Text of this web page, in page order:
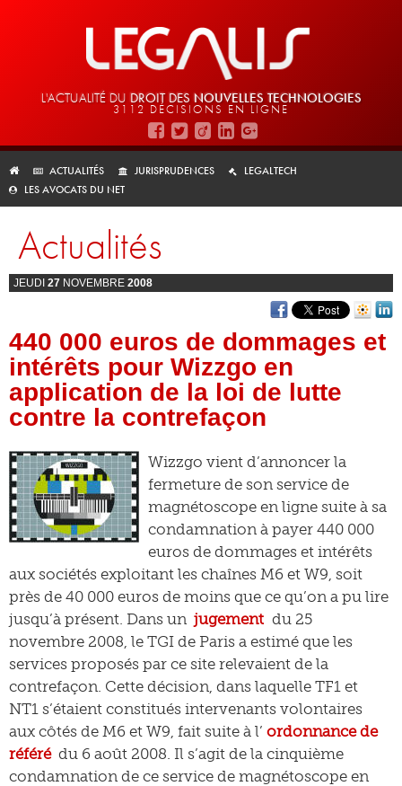
L'ACTUALITÉ DU DROIT DES NOUVELLES TECHNOLOGIES
3112 DÉCISIONS EN LIGNE
ACTUALITÉS JURISPRUDENCES
LEGALTECH
LES AVOCATS DU NET
Actualités
JEUDI 27 NOVEMBRE 2008
440 000 euros de dommages et
intérêts pour Wizzgo en
application de la loi de lutte
contre la contrefaçon
Wizzgo vient d’annoncer la
fermeture de son service de
magnétoscope en ligne suite à sa
condamnation à payer 440 000
euros de dommages et intérêts
aux sociétés exploitant les chaînes M6 et W9, soit
près de 40 000 euros de moins que ce qu’on a pu lire
jusqu’à présent. Dans un jugement du 25
novembre 2008, le TGI de Paris a estimé que les
services proposés par ce site relevaient de la
contrefaçon. Cette décision, dans laquelle TF1 et
NT1 s’étaient constitués intervenants volontaires
aux côtés de M6 et W9, fait suite à l’ ordonnance de
référé du 6 août 2008. Il s’agit de la cinquième
condamnation de ce service de magnétoscope en